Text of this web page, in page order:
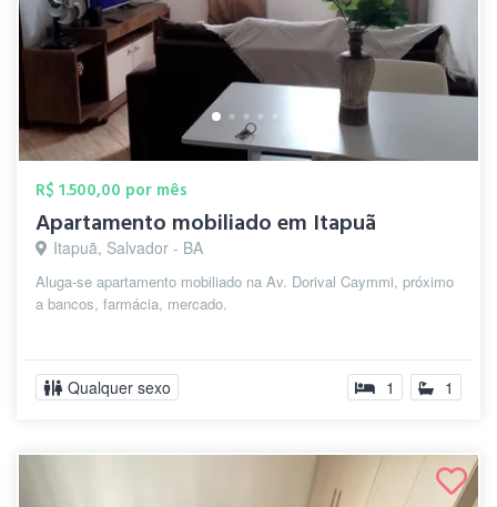
R$ 1.500,00 por mês
Apartamento mobiliado em Itapuã
Itapuã, Salvador - BA
Aluga-se apartamento mobiliado na Av. Dorival Caymmi, próximo
a bancos, farmácia, mercado.
Qualquer sexo 1 1